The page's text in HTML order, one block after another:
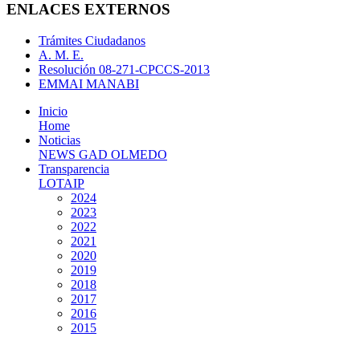
ENLACES EXTERNOS
Trámites Ciudadanos
A. M. E.
Resolución 08-271-CPCCS-2013
EMMAI MANABI
Inicio
Home
Noticias
NEWS GAD OLMEDO
Transparencia
LOTAIP
2024
2023
2022
2021
2020
2019
2018
2017
2016
2015